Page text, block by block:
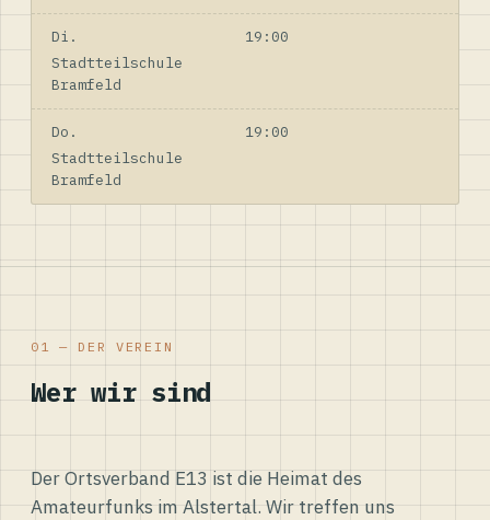
Di.
19:00
Stadtteilschule
Bramfeld
Do.
19:00
Stadtteilschule
Bramfeld
01 — DER VEREIN
Wer wir sind
Der Ortsverband E13 ist die Heimat des
Amateurfunks im Alstertal. Wir treffen uns